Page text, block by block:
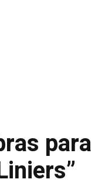
para